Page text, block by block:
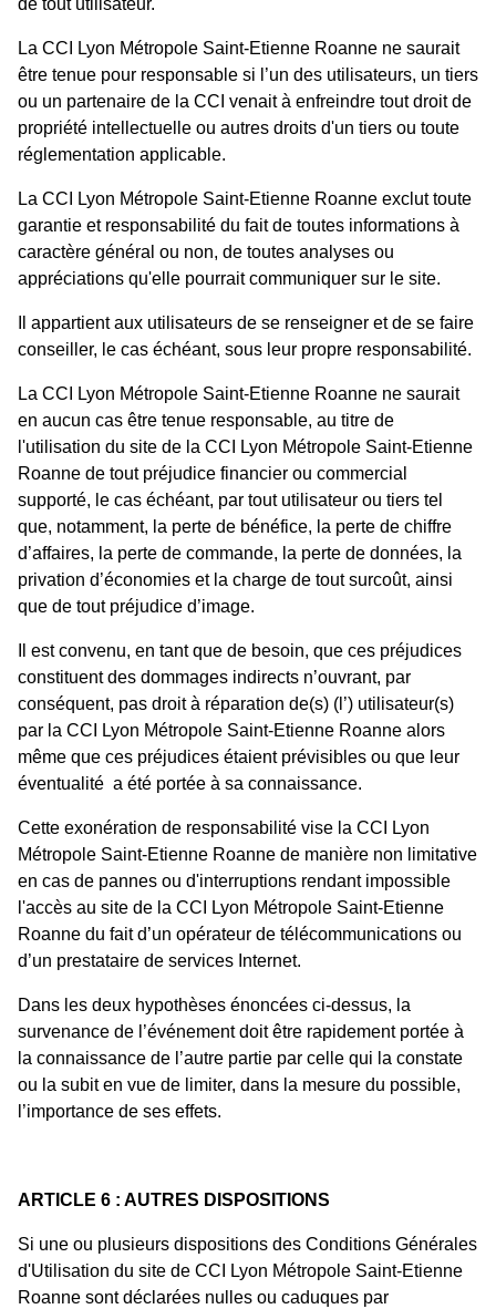
La CCI Lyon Métropole Saint-Etienne Roanne ne saurait
être tenue pour responsable si l’un des utilisateurs, un tiers
ou un partenaire de la CCI venait à enfreindre tout droit de
propriété intellectuelle ou autres droits d'un tiers ou toute
réglementation applicable.
La CCI Lyon Métropole Saint-Etienne Roanne exclut toute
garantie et responsabilité du fait de toutes informations à
caractère général ou non, de toutes analyses ou
appréciations qu'elle pourrait communiquer sur le site.
Il appartient aux utilisateurs de se renseigner et de se faire
conseiller, le cas échéant, sous leur propre responsabilité.
La CCI Lyon Métropole Saint-Etienne Roanne ne saurait
en aucun cas être tenue responsable, au titre de
l'utilisation du site de la CCI Lyon Métropole Saint-Etienne
Roanne de tout préjudice financier ou commercial
supporté, le cas échéant, par tout utilisateur ou tiers tel
que, notamment, la perte de bénéfice, la perte de chiffre
d’affaires, la perte de commande, la perte de données, la
privation d’économies et la charge de tout surcoût, ainsi
que de tout préjudice d’image.
Il est convenu, en tant que de besoin, que ces préjudices
constituent des dommages indirects n’ouvrant, par
conséquent, pas droit à réparation de(s) (l’) utilisateur(s)
par la CCI Lyon Métropole Saint-Etienne Roanne alors
même que ces préjudices étaient prévisibles ou que leur
éventualité a été portée à sa connaissance.
Cette exonération de responsabilité vise la CCI Lyon
Métropole Saint-Etienne Roanne de manière non limitative
en cas de pannes ou d'interruptions rendant impossible
l'accès au site de la CCI Lyon Métropole Saint-Etienne
Roanne du fait d’un opérateur de télécommunications ou
d’un prestataire de services Internet.
Dans les deux hypothèses énoncées ci-dessus, la
survenance de l’événement doit être rapidement portée à
la connaissance de l’autre partie par celle qui la constate
ou la subit en vue de limiter, dans la mesure du possible,
l’importance de ses effets.
ARTICLE 6 : AUTRES DISPOSITIONS
Si une ou plusieurs dispositions des Conditions Générales
d'Utilisation du site de CCI Lyon Métropole Saint-Etienne
Roanne sont déclarées nulles ou caduques par